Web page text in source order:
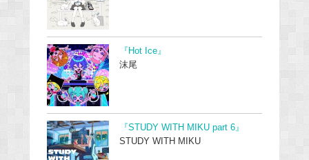
『Hot Ice』
沫尾
『STUDY WITH MIKU part 6』
STUDY WITH MIKU